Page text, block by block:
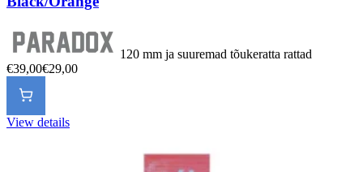
120 mm ja suuremad tõukeratta rattad
€39,00€29,00
View details